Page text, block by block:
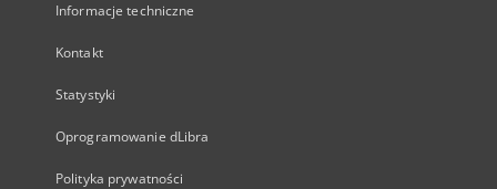
Informacje techniczne
Kontakt
Statystyki
Oprogramowanie dLibra
Polityka prywatności